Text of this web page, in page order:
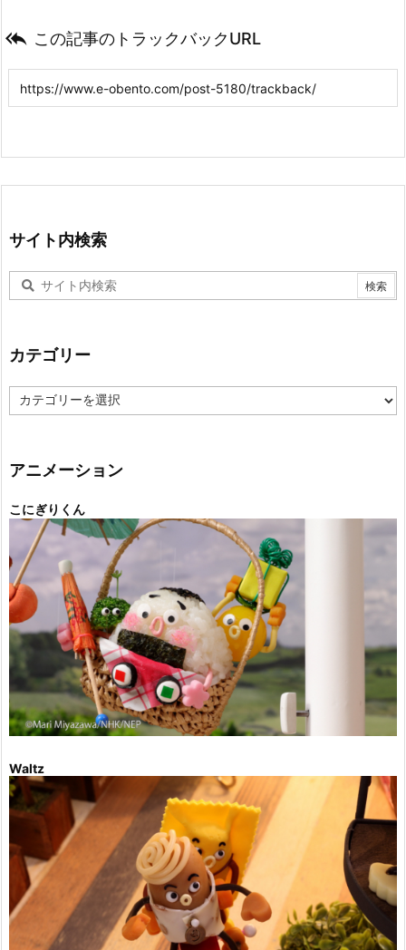
 この記事のトラックバックURL
サイト内検索
カテゴリー
テ
ー
アニメーション
こにぎりくん
Waltz